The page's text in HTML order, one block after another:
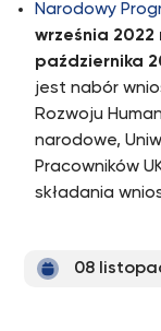
Narodowy
września 2022
października
jest nabór
Rozwoju
narodowe,
Pracowników
składania
08